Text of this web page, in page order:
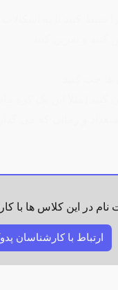
در این کلاس ها با
ارتباط با کارشناسان